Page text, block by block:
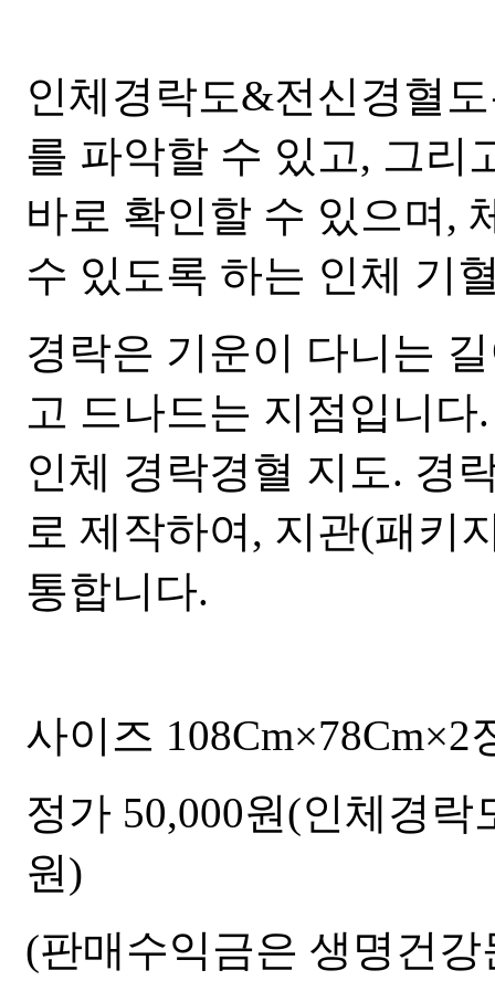
인체경락도&전신경혈
를 파악할 수 있고, 그리
바로 확인할 수 있으며,
수 있도록 하는 인체 기
경락은 기운이 다니는
고 드나드는 지점입니
인체 경락경혈 지도. 경
로 제작하여, 지관(패키
통합니다.
사이즈 108Cm×78Cm×2
정가 50,000원(인체경락
원)
(판매수익금은 생명건